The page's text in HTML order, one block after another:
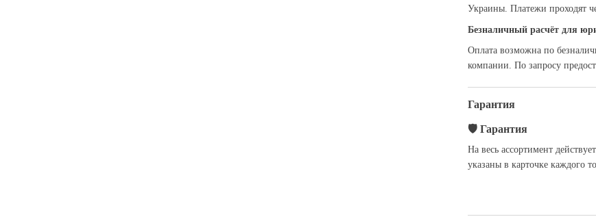
Украины. Платежи проходят
Безналичный расчёт для
Оплата возможна по
компании. По запросу
Гарантия
🛡 Гарантия
На весь ассортимент
указаны в карточке каждого